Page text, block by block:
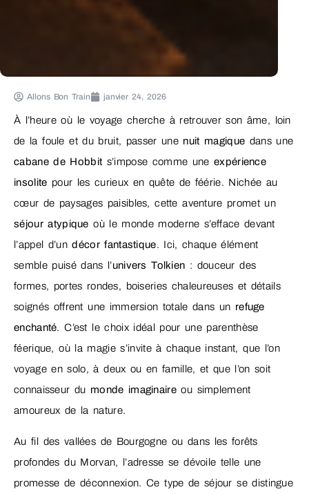
Allons Bon Train janvier 24, 2026
À l’heure où le voyage cherche à retrouver son âme, loin
de la foule et du bruit, passer une nuit magique dans une
cabane de Hobbit s’impose comme uneexpérience
insolite pour les curieux en quête de féérie. Nichée au
cœur de paysages paisibles, cette aventure promet un
séjour atypique où le monde moderne s’efface devant
l’appel d’undécor fantastique. Ici, chaque élément
semble puisé dans l’univers Tolkien : douceur des
formes, portes rondes, boiseries chaleureuses et détails
soignés offrent une immersion totale dans un refuge
enchanté. C’est le choix idéal pour une parenthèse
féerique, où la magie s’invite à chaque instant, que l’on
voyage en solo, à deux ou en famille, et que l’on soit
connaisseur du monde imaginaireou simplement
amoureux de la nature.
Au fil des vallées de Bourgogne ou dans les forêts
profondes du Morvan, l’adresse se dévoile telle une
promesse de déconnexion. Ce type de séjour se distingue